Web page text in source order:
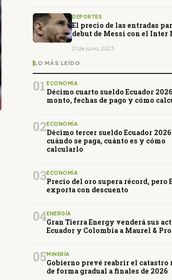
DEPORTES
El precio de las entradas
debut de Messi con el Inter
21 de junio, 2023
LO MÁS LEÍDO
01 ECONOMÍA
Décimo cuarto sueldo Ecuador
monto, fechas de pago y cómo
02 ECONOMÍA
Décimo tercer sueldo Ecuador
cuándo se paga, cuánto es y cómo
calcularlo
03ECONOMÍA
Precio del oro supera récord, pero
exporta con descuento
04ENERGÍA
Gran Tierra Energy venderá sus
Ecuador y Colombia a Maurel &
05 MINERÍA
Gobierno prevé reabrir el catastro
de forma gradual a finales de 2026